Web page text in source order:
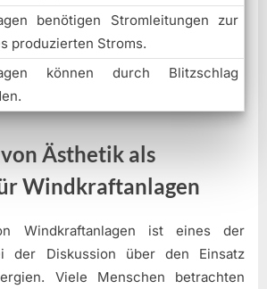
benötigen Stromleitungen zur
produzierten Stroms.
können durch Blitzschlag
Ästhetik als
Windkraftanlagen
Windkraftanlagen ist eines der
der Diskussion über den Einsatz
Viele Menschen betrachten